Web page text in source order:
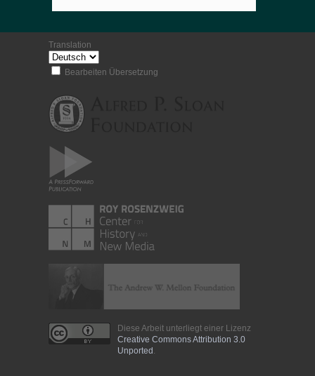
Translation
Bearbeiten Übersetzung
Diese Arbeit unterliegt einer Lizenz
Creative Commons Attribution 3.0
Unported .